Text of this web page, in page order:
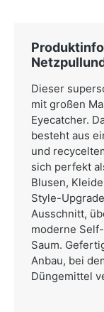
Dieser
mit großen
Eyecatcher.
besteht aus
und
sich perfekt
Blusen,
Style-
Ausschnitt,
moderne
Saum.
Anbau, bei
Düngemittel